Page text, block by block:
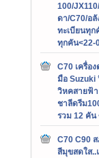
100/
ดา/C70/อ
ทะเบียนทุก
ทุกคัน<22-
C70 เครื่อ
มือ Suzuki
วิหคสายฟ้า
ชาลีดรีม
รวม 12 คัน
C70 C90
สีมุขสดใส..